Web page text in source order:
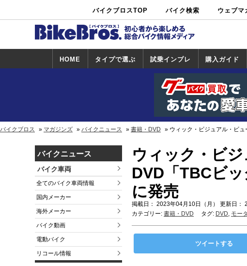
バイクブロスTOP バイク検索
中古バイ
ク・新車検
カタログ検
索
ショップ検
索
ウェブマ
HOME タイプで選ぶ 試乗インプレ
試乗インプレ
一覧
ホンダ
ヤマハ
スズキ
カワサキ
ハーレー
BMW
トライアンフ
ドゥカティ
購入ガイド
一覧
バイクブロス マガジンズ バイクニュース 書籍・DVD ウィック・ビジュアル・ビ
バイクニュース
バイク車両
全てのバイク車両情報
国内メーカー
海外メーカー
バイク動画
電動バイク
リコール情報
ウィック・ビ
DVD「TBCビ
に発売
掲載日： 2023年04月10日（月） 更新日：
カテゴリー: 書籍・DVD タグ: DVD, モー
ツイートする